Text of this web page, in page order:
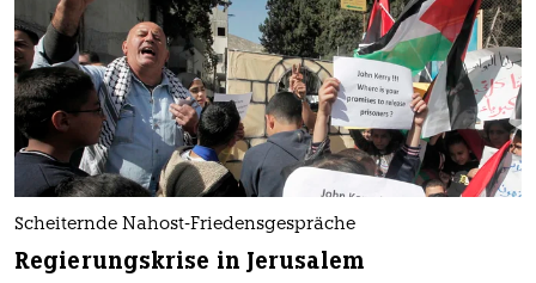
Scheiternde Nahost-Friedensgespräche
Regierungskrise in Jerusalem